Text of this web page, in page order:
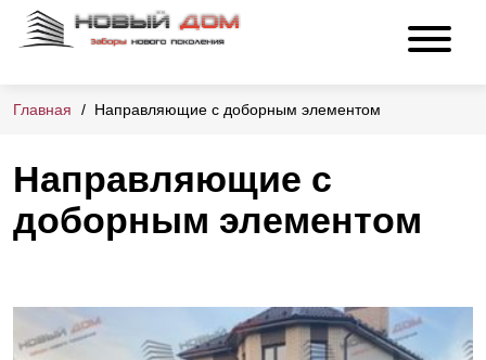
Главная Направляющие с доборным элементом
Направляющие с
доборным элементом